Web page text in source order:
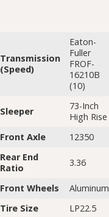
Transmission
(Speed)
Eaton-
Fuller
FROF-
16210B
(10)
Sleeper
73-Inch
High Rise
Front Axle 12350
Rear End
Ratio
3.36
Front Wheels
Aluminum
Tire Size
LP22.5